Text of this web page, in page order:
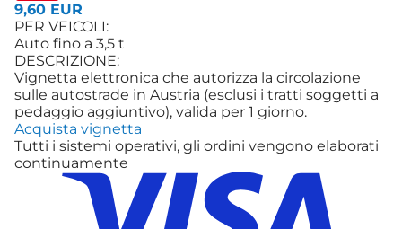
9,60 EUR
PER VEICOLI:
Auto fino a 3,5 t
DESCRIZIONE:
Vignetta elettronica che autorizza la circolazione
sulle autostrade in Austria (esclusi i tratti soggetti a
pedaggio aggiuntivo), valida per 1 giorno.
Acquista vignetta
Tutti i sistemi operativi, gli ordini vengono elaborati
continuamente